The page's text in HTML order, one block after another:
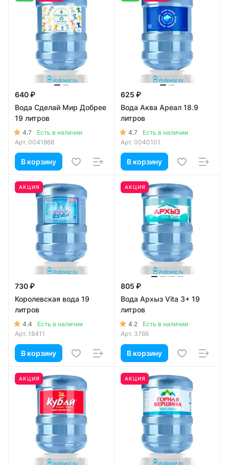
640 ₽
Вода Сделай Мир Добрее
19 литров
4.7
Есть в наличии
Арт. 0041868
В корзину
625 ₽
Вода Аква Ареал 18.9
литров
4.7
Есть в наличии
Арт. 0040101
В корзину
АКЦИЯ
730 ₽
Королевская вода 19
литров
4.4
Есть в наличии
Арт. 18411
В корзину
АКЦИЯ
805 ₽
Вода Архыз Vita 3+ 19
литров
4.2
Есть в наличии
Арт. 3766
В корзину
АКЦИЯ АКЦИЯ